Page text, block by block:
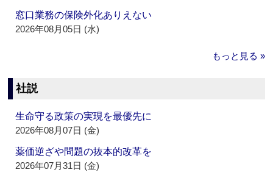
窓口業務の保険外化ありえない
2026年08月05日 (水)
もっと見る »
社説
生命守る政策の実現を最優先に
2026年08月07日 (金)
薬価逆ざや問題の抜本的改革を
2026年07月31日 (金)